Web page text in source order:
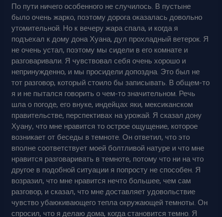
По пути ничего особенного не случилось. В пустыне
было очень жарко, поэтому дорога оказалась довольно
утомительной. Но к вечеру жара спала, и когда я
подъехал к дому дона Хуана, дул прохладный ветерок. Я
не очень устал, поэтому мы сидели в его комнате и
разговаривали. Я чувствовал себя очень хорошо и
непринужденно, и мы просидели допоздна. Это был не
тот разговор, который стоило бы записывать. В общем-то
я и не пытался говорить о чем-то значительном. Речь
шла о погоде, его внуке, индейцах яки, мексиканском
правительстве, перспективах на урожай. Я сказал дону
Хуану, что мне нравится то острое ощущение, которое
возникает от беседы в темноте. Он ответил, что это
вполне соответствует моей болтливой натуре и что мне
нравится разговаривать в темноте, потому что ни на что
другое в подобной ситуации я попросту не способен. Я
возразил, что мне нравится нечто большее, чем сам
разговор, и сказал, что мне доставляет удовольствие
чувство убаюкивающего тепла окружающей темноты. Он
спросил, что я делаю дома, когда становится темно. Я